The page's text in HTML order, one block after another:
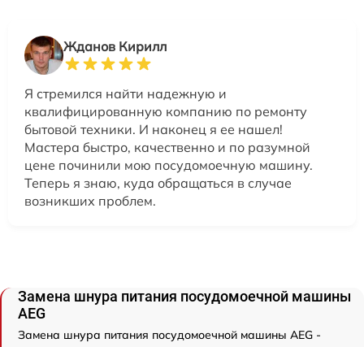
Жданов Кирилл
Я стремился найти надежную и
квалифицированную компанию по ремонту
бытовой техники. И наконец я ее нашел!
Мастера быстро, качественно и по разумной
цене починили мою посудомоечную машину.
Теперь я знаю, куда обращаться в случае
возникших проблем.
Замена шнура питания посудомоечной машины
AEG
Замена шнура питания посудомоечной машины AEG -